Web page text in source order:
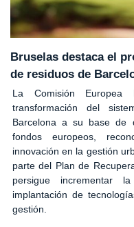
Bruselas destaca el
de residuos de
La Comisión
transformación del
Barcelona a su base de
fondos europeos,
innovación en la gestión
parte del Plan de
persigue incrementar
implantación de
gestión.